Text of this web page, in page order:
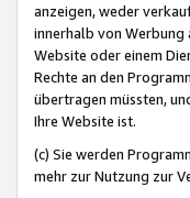
anzeigen, weder
innerhalb von
Website oder einem
Rechte an den
übertragen müssten,
Ihre Website ist.
(c) Sie werden
mehr zur Nutzung zur